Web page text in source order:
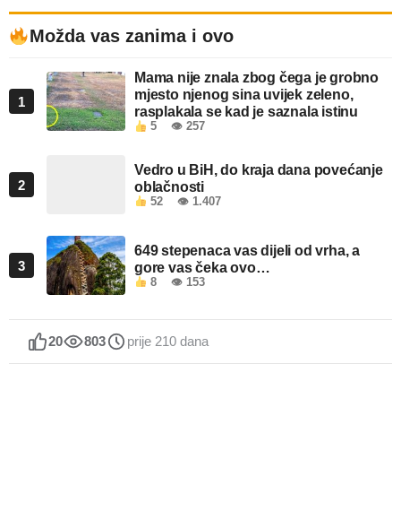
Možda vas zanima i ovo
1
Mama nije znala zbog čega je grobno
mjesto njenog sina uvijek zeleno,
rasplakala se kad je saznala istinu
5 👁 257
2
Vedro u BiH, do kraja dana povećanje
oblačnosti
52 👁 1.407
3
649 stepenaca vas dijeli od vrha, a
gore vas čeka ovo…
8 👁 153
20 803 prije 210 dana